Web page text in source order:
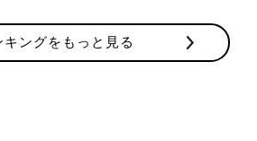
キングをもっと見る